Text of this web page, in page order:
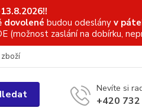
dovolené budou odeslány v
(možnost zaslání na dobírku,
Nevíte si
+420